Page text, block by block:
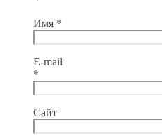
Имя *
E-mail
*
Сайт